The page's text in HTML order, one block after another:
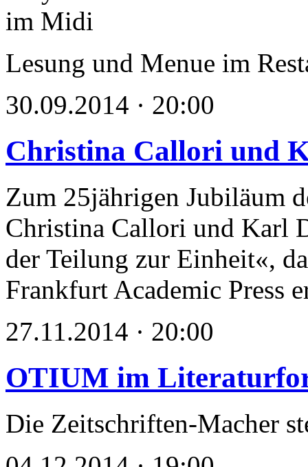
Lesung und Menue im
30.09.2014 · 20:00
Christina Callori und
Zum 25jährigen Jubiläum
Christina Callori und Karl
der Teilung zur Einheit«,
Frankfurt Academic Press
27.11.2014 · 20:00
OTIUM im
Die Zeitschriften-Macher